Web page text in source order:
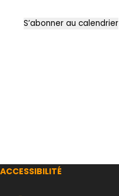
S’abonner au calendrier
ACCESSIBILITÉ